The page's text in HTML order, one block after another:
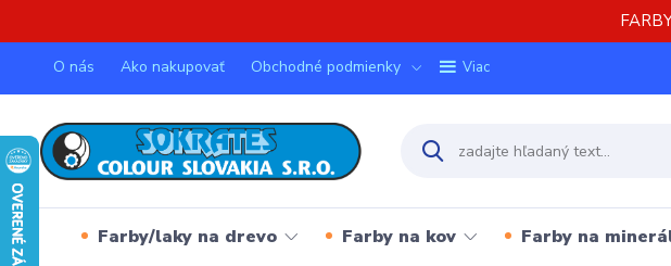
O nás Ako nakupovať Obchodné podmienky Viac
Farby/laky na drevo Farby na kov Farby na